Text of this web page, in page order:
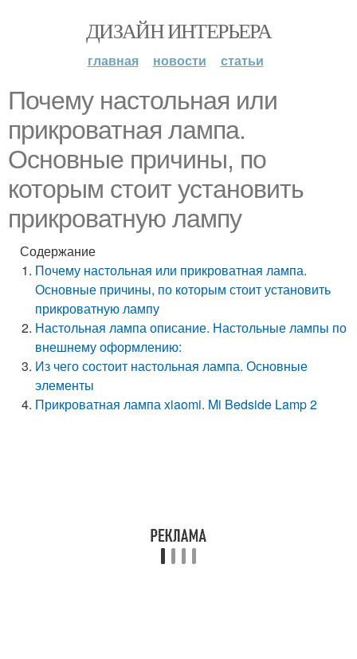
ДИЗАЙН ИНТЕРЬЕРА
главная новости статьи
Почему настольная или
прикроватная лампа.
Основные причины, по
которым стоит установить
прикроватную лампу
Содержание
Почему настольная или прикроватная лампа.
Основные причины, по которым стоит установить
прикроватную лампу
Настольная лампа описание. Настольные лампы по
внешнему оформлению:
Из чего состоит настольная лампа. Основные
элементы
Прикроватная лампа xiaomi. Mi Bedside Lamp 2